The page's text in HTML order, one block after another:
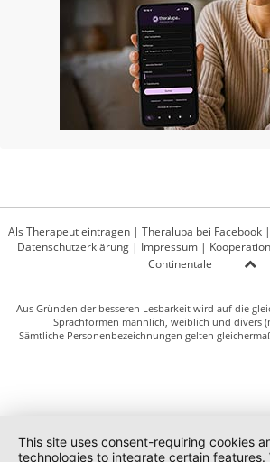
Als Therapeut eintragen | Theralupa bei Facebook |
Datenschutzerklärung| Impressum|
Continentale
Aus Gründen der besseren Lesbarkeit wird auf die
Sprachformen männlich, weiblich und divers
Sämtliche Personenbezeichnungen gelten
This site uses consent-requiring cookies
technologies to integrate certain features.